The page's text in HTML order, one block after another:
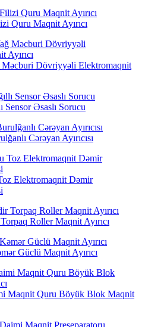
Quru Maqnit Ayırıcı
Məcburi Dövriyyəli Elektromaqnit
Sensor Əsaslı Sorucu
Cərəyan Ayırıcısı
Elektromaqnit Dəmir
Roller Maqnit Ayırıcı
Güclü Maqnit Ayırıcı
Maqnit Quru Böyük Blok Maqnit